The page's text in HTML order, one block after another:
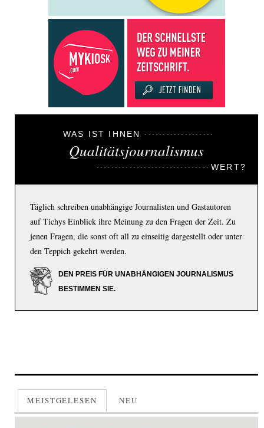
WAS IST IHNEN
Qualitätsjournalismus
WERT?
Täglich schreiben unabhängige Journalisten und Gastautoren
auf Tichys Einblick ihre Meinung zu den Fragen der Zeit. Zu
jenen Fragen, die sonst oft all zu einseitig dargestellt oder unter
den Teppich gekehrt werden.
DEN PREIS FÜR UNABHÄNGIGEN JOURNALISMUS
BESTIMMEN SIE.
MEISTGELESEN NEU